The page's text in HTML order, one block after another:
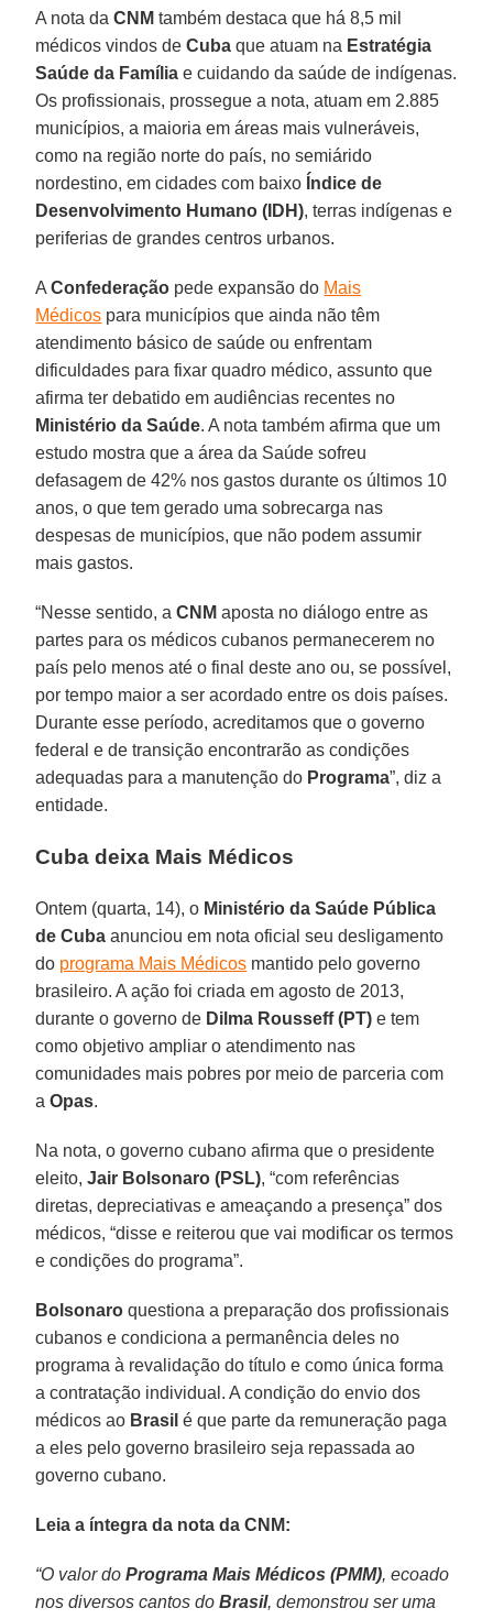
A nota daCNM também destaca que há 8,5 mil
médicos vindos deCuba que atuam na Estratégia
Saúde da Família e cuidando da saúde de indígenas.
Os profissionais, prossegue a nota, atuam em 2.885
municípios, a maioria em áreas mais vulneráveis,
como na região norte do país, no semiárido
nordestino, em cidades com baixo Índice de
Desenvolvimento Humano (IDH), terras indígenas e
periferias de grandes centros urbanos.
AConfederação pede expansão do Mais
Médicos para municípios que ainda não têm
atendimento básico de saúde ou enfrentam
dificuldades para fixar quadro médico, assunto que
afirma ter debatido em audiências recentes no
Ministério da Saúde. A nota também afirma que um
estudo mostra que a área da Saúde sofreu
defasagem de 42% nos gastos durante os últimos 10
anos, o que tem gerado uma sobrecarga nas
despesas de municípios, que não podem assumir
mais gastos.
“Nesse sentido, aCNM aposta no diálogo entre as
partes para os médicos cubanos permanecerem no
país pelo menos até o final deste ano ou, se possível,
por tempo maior a ser acordado entre os dois países.
Durante esse período, acreditamos que o governo
federal e de transição encontrarão as condições
adequadas para a manutenção do Programa”, diz a
entidade.
Cuba deixa Mais Médicos
Ontem (quarta, 14), o Ministério da Saúde Pública
de Cuba anunciou em nota oficial seu desligamento
do programa Mais Médicos mantido pelo governo
brasileiro. A ação foi criada em agosto de 2013,
durante o governo de Dilma Rousseff (PT) e tem
como objetivo ampliar o atendimento nas
comunidades mais pobres por meio de parceria com
aOpas.
Na nota, o governo cubano afirma que o presidente
eleito,Jair Bolsonaro (PSL), “com referências
diretas, depreciativas e ameaçando a presença” dos
médicos, “disse e reiterou que vai modificar os termos
e condições do programa”.
Bolsonaro questiona a preparação dos profissionais
cubanos e condiciona a permanência deles no
programa à revalidação do título e como única forma
a contratação individual. A condição do envio dos
médicos ao Brasil é que parte da remuneração paga
a eles pelo governo brasileiro seja repassada ao
governo cubano.
Leia a íntegra da nota da CNM:
“O valor doPrograma Mais Médicos (PMM), ecoado
nos diversos cantos doBrasil, demonstrou ser uma